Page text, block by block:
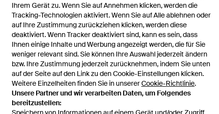
Ihrem Gerät zu. Wenn Sie auf Annehmen klicken, werden die
Tracking-Technologien aktiviert. Wenn Sie auf Alle ablehnen oder
auf Ihre Zustimmung zurückziehen klicken, werden diese
deaktiviert. Wenn Tracker deaktiviert sind, kann es sein, dass
Ihnen einige Inhalte und Werbung angezeigt werden, die für Sie
weniger relevant sind. Sie können Ihre Auswahl jederzeit ändern
bzw. Ihre Zustimmung jederzeit zurücknehmen, indem Sie unten
auf der Seite auf den Link zu den Cookie-Einstellungen klicken.
Weitere Einzelheiten finden Sie in unsererCookie-Richtlinie.
Unsere Partner und wir verarbeiten Daten, um Folgendes
bereitzustellen:
Hilfe und Informationen